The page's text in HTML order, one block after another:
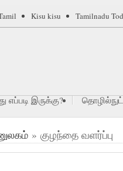
Kisu kisu Tamilnadu
எப்படி இருக்கு?
» குழந்தை வளர்ப்பு